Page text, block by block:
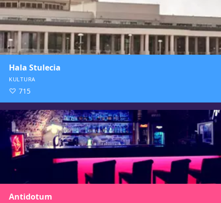
Hala Stulecia
KULTURA
715
Antidotum